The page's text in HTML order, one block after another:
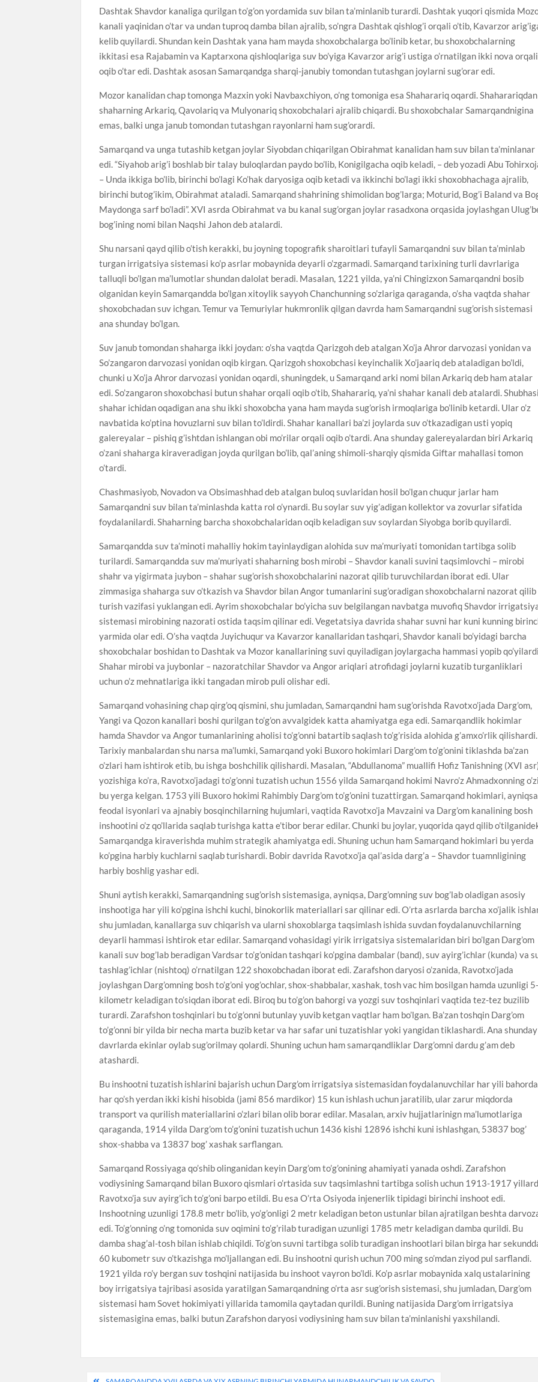
Dashtak Shavdor kanaliga qurilgan to’g’on yordamida suv bilan ta’minlanib turardi. Dashtak yuqori qismida
kanali yaqinidan o’tar va undan tuproq damba bilan ajralib, so’ngra Dashtak qishlog’i orqali o’tib, Kavarzor
kelib quyilardi. Shundan kein Dashtak yana ham mayda shoxobchalarga bo’linib ketar, bu shoxobchalarning
ikkitasi esa Rajabamin va Kaptarxona qishloqlariga suv bo’yiga Kavarzor arig’i ustiga o’rnatilgan ikki nova orqali
oqib o’tar edi. Dashtak asosan Samarqandga sharqi-janubiy tomondan tutashgan joylarni sug’orar edi.
Mozor kanalidan chap tomonga Mazxin yoki Navbaxchiyon, o’ng tomoniga esa Shaharariq oqardi. Shaharariqdan
shaharning Arkariq, Qavolariq va Mulyonariq shoxobchalari ajralib chiqardi. Bu shoxobchalar Samarqandnigina
emas, balki unga janub tomondan tutashgan rayonlarni ham sug’orardi.
Samarqand va unga tutashib ketgan joylar Siyobdan chiqarilgan Obirahmat kanalidan ham suv bilan ta’minlanar
edi. “Siyahob arig’i boshlab bir talay buloqlardan paydo bo’lib, Konigilgacha oqib keladi, – deb yozadi Abu
– Unda ikkiga bo’lib, birinchi bo’lagi Ko’hak daryosiga oqib ketadi va ikkinchi bo’lagi ikki shoxobhachaga ajralib,
birinchi butog’ikim, Obirahmat ataladi. Samarqand shahrining shimolidan bog’larga; Moturid, Bog’i Baland va
Maydonga sarf bo’ladi”. XVI asrda Obirahmat va bu kanal sug’organ joylar rasadxona orqasida joylashgan
bog’ining nomi bilan Naqshi Jahon deb atalardi.
Shu narsani qayd qilib o’tish kerakki, bu joyning topografik sharoitlari tufayli Samarqandni suv bilan ta’minlab
turgan irrigatsiya sistemasi ko’p asrlar mobaynida deyarli o’zgarmadi. Samarqand tarixining turli davrlariga
talluqli bo’lgan ma’lumotlar shundan dalolat beradi. Masalan, 1221 yilda, ya’ni Chingizxon Samarqandni bosib
olganidan keyin Samarqandda bo’lgan xitoylik sayyoh Chanchunning so’zlariga qaraganda, o’sha vaqtda shahar
shoxobchadan suv ichgan. Temur va Temuriylar hukmronlik qilgan davrda ham Samarqandni sug’orish sistemasi
ana shunday bo’lgan.
Suv janub tomondan shaharga ikki joydan: o’sha vaqtda Qarizgoh deb atalgan Xo’ja Ahror darvozasi yonidan va
So’zangaron darvozasi yonidan oqib kirgan. Qarizgoh shoxobchasi keyinchalik Xo’jaariq deb ataladigan bo’ldi,
chunki u Xo’ja Ahror darvozasi yonidan oqardi, shuningdek, u Samarqand arki nomi bilan Arkariq deb ham atalar
edi. So’zangaron shoxobchasi butun shahar orqali oqib o’tib, Shaharariq, ya’ni shahar kanali deb atalardi.
shahar ichidan oqadigan ana shu ikki shoxobcha yana ham mayda sug’orish irmoqlariga bo’linib ketardi. Ular o’z
navbatida ko’ptina hovuzlarni suv bilan to’ldirdi. Shahar kanallari ba’zi joylarda suv o’tkazadigan usti yopiq
galereyalar – pishiq g’ishtdan ishlangan obi mo’rilar orqali oqib o’tardi. Ana shunday galereyalardan biri Arkariq
o’zani shaharga kiraveradigan joyda qurilgan bo’lib, qal’aning shimoli-sharqiy qismida Giftar mahallasi tomon
o’tardi.
Chashmasiyob, Novadon va Obsimashhad deb atalgan buloq suvlaridan hosil bo’lgan chuqur jarlar ham
Samarqandni suv bilan ta’minlashda katta rol o’ynardi. Bu soylar suv yig’adigan kollektor va zovurlar sifatida
foydalanilardi. Shaharning barcha shoxobchalaridan oqib keladigan suv soylardan Siyobga borib quyilardi.
Samarqandda suv ta’minoti mahalliy hokim tayinlaydigan alohida suv ma’muriyati tomonidan tartibga solib
turilardi. Samarqandda suv ma’muriyati shaharning bosh mirobi – Shavdor kanali suvini taqsimlovchi – mirobi
shahr va yigirmata juybon – shahar sug’orish shoxobchalarini nazorat qilib turuvchilardan iborat edi. Ular
zimmasiga shaharga suv o’tkazish va Shavdor bilan Angor tumanlarini sug’oradigan shoxobchalarni nazorat qilib
turish vazifasi yuklangan edi. Ayrim shoxobchalar bo’yicha suv belgilangan navbatga muvofiq Shavdor
sistemasi mirobining nazorati ostida taqsim qilinar edi. Vegetatsiya davrida shahar suvni har kuni kunning
yarmida olar edi. O’sha vaqtda Juyichuqur va Kavarzor kanallaridan tashqari, Shavdor kanali bo’yidagi barcha
shoxobchalar boshidan to Dashtak va Mozor kanallarining suvi quyiladigan joylargacha hammasi yopib
Shahar mirobi va juybonlar – nazoratchilar Shavdor va Angor ariqlari atrofidagi joylarni kuzatib turganliklari
uchun o’z mehnatlariga ikki tangadan mirob puli olishar edi.
Samarqand vohasining chap qirg’oq qismini, shu jumladan, Samarqandni ham sug’orishda Ravotxo’jada Darg’om,
Yangi va Qozon kanallari boshi qurilgan to’g’on avvalgidek katta ahamiyatga ega edi. Samarqandlik hokimlar
hamda Shavdor va Angor tumanlarining aholisi to’g’onni batartib saqlash to’g’risida alohida g’amxo’rlik qilishardi.
Tarixiy manbalardan shu narsa ma’lumki, Samarqand yoki Buxoro hokimlari Darg’om to’g’onini tiklashda ba’zan
o’zlari ham ishtirok etib, bu ishga boshchilik qilishardi. Masalan, “Abdullanoma” muallifi Hofiz Tanishning (XVI
yozishiga ko’ra, Ravotxo’jadagi to’g’onni tuzatish uchun 1556 yilda Samarqand hokimi Navro’z Ahmadxonning o’zi
bu yerga kelgan. 1753 yili Buxoro hokimi Rahimbiy Darg’om to’g’onini tuzattirgan. Samarqand hokimlari, ayniqsa
feodal isyonlari va ajnabiy bosqinchilarning hujumlari, vaqtida Ravotxo’ja Mavzaini va Darg’om kanalining bosh
inshootini o’z qo’llarida saqlab turishga katta e’tibor berar edilar. Chunki bu joylar, yuqorida qayd qilib
Samarqandga kiraverishda muhim strategik ahamiyatga edi. Shuning uchun ham Samarqand hokimlari bu yerda
ko’pgina harbiy kuchlarni saqlab turishardi. Bobir davrida Ravotxo’ja qal’asida darg’a – Shavdor tuamnligining
harbiy boshlig yashar edi.
Shuni aytish kerakki, Samarqandning sug’orish sistemasiga, ayniqsa, Darg’omning suv bog’lab oladigan asosiy
inshootiga har yili ko’pgina ishchi kuchi, binokorlik materiallari sar qilinar edi. O’rta asrlarda barcha xo’jalik
shu jumladan, kanallarga suv chiqarish va ularni shoxoblarga taqsimlash ishida suvdan foydalanuvchilarning
deyarli hammasi ishtirok etar edilar. Samarqand vohasidagi yirik irrigatsiya sistemalaridan biri bo’lgan Darg’om
kanali suv bog’lab beradigan Vardsar to’g’onidan tashqari ko’pgina dambalar (band), suv ayirg’ichlar (kunda) va
tashlag’ichlar (nishtoq) o’rnatilgan 122 shoxobchadan iborat edi. Zarafshon daryosi o’zanida, Ravotxo’jada
joylashgan Darg’omning bosh to’g’oni yog’ochlar, shox-shabbalar, xashak, tosh vac him bosilgan hamda uzunligi
kilometr keladigan to’siqdan iborat edi. Biroq bu to’g’on bahorgi va yozgi suv toshqinlari vaqtida tez-tez buzilib
turardi. Zarafshon toshqinlari bu to’g’onni butunlay yuvib ketgan vaqtlar ham bo’lgan. Ba’zan toshqin Darg’om
to’g’onni bir yilda bir necha marta buzib ketar va har safar uni tuzatishlar yoki yangidan tiklashardi. Ana shunday
davrlarda ekinlar oylab sug’orilmay qolardi. Shuning uchun ham samarqandliklar Darg’omni dardu g’am deb
atashardi.
Bu inshootni tuzatish ishlarini bajarish uchun Darg’om irrigatsiya sistemasidan foydalanuvchilar har yili bahorda
har qo’sh yerdan ikki kishi hisobida (jami 856 mardikor) 15 kun ishlash uchun jaratilib, ular zarur miqdorda
transport va qurilish materiallarini o’zlari bilan olib borar edilar. Masalan, arxiv hujjatlarinign ma’lumotlariga
qaraganda, 1914 yilda Darg’om to’g’onini tuzatish uchun 1436 kishi 12896 ishchi kuni ishlashgan, 53837 bog’
shox-shabba va 13837 bog’ xashak sarflangan.
Samarqand Rossiyaga qo’shib olinganidan keyin Darg’om to’g’onining ahamiyati yanada oshdi. Zarafshon
vodiysining Samarqand bilan Buxoro qismlari o’rtasida suv taqsimlashni tartibga solish uchun 1913-1917
Ravotxo’ja suv ayirg’ich to’g’oni barpo etildi. Bu esa O’rta Osiyoda injenerlik tipidagi birinchi inshoot edi.
Inshootning uzunligi 178.8 metr bo’lib, yo’g’onligi 2 metr keladigan beton ustunlar bilan ajratilgan beshta
edi. To’g’onning o’ng tomonida suv oqimini to’g’rilab turadigan uzunligi 1785 metr keladigan damba qurildi. Bu
damba shag’al-tosh bilan ishlab chiqildi. To’g’on suvni tartibga solib turadigan inshootlari bilan birga har
60 kubometr suv o’tkazishga mo’ljallangan edi. Bu inshootni qurish uchun 700 ming so’mdan ziyod pul sarflandi.
1921 yilda ro’y bergan suv toshqini natijasida bu inshoot vayron bo’ldi. Ko’p asrlar mobaynida xalq ustalarining
boy irrigatsiya tajribasi asosida yaratilgan Samarqandning o’rta asr sug’orish sistemasi, shu jumladan, Darg’om
sistemasi ham Sovet hokimiyati yillarida tamomila qaytadan qurildi. Buning natijasida Darg’om irrigatsiya
sistemasigina emas, balki butun Zarafshon daryosi vodiysining ham suv bilan ta’minlanishi yaxshilandi.